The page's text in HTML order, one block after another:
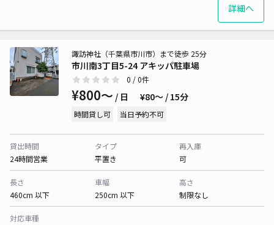
詳細へ
市川南3丁目5-24 アキッパ駐車場
諏訪神社（千葉県市川市）まで徒歩 25分
0 / 0件
¥800〜 / 日 ¥80〜 / 15分
時間貸し可 当日予約不可
貸出時間
24時間営業
タイプ
平置き
再入庫
可
長さ
460cm 以下
車幅
250cm 以下
高さ
制限なし
対応車種